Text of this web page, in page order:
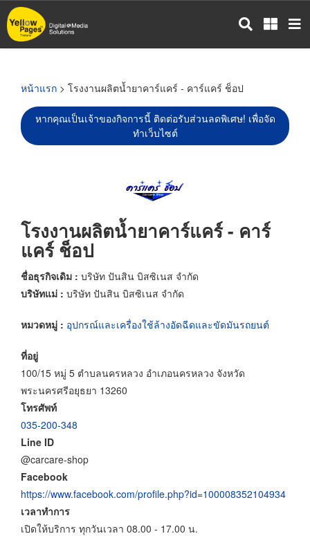
ข้าม
ไป
หน้าแรก > โรงงานผลิตน้ำยาคาร์แคร์ - คาร์แคร์ ช็อป
หากคุณเป็นเจ้าของกิจการนี้ ติดต่อรับส่วนลดพิเศษ! เพื่อจัด
ทำเว็บไซต์
โรงงานผลิตน้ำยาคาร์แคร์ - คาร์
แคร์ ช็อป
ชื่อธุรกิจเดิม : บริษัท ปันสิน บิสซิเนส จำกัด
บริษัทแม่ : บริษัท ปันสิน บิสซิเนส จำกัด
หมวดหมู่ : อุปกรณ์และเครื่องใช้ล้างอัดฉีดและขัดมันรถยนต์
ที่อยู่
100/15 หมู่ 5 ตำบลนครหลวง อำเภอนครหลวง จังหวัด
พระนครศรีอยุธยา 13260
โทรศัพท์
035-200-348
Line ID
@carcare-shop
Facebook
https://www.facebook.com/profile.php?id=100008352104934
เวลาทำการ
เปิดให้บริการ ทุกวันเวลา 08.00 - 17.00 น.